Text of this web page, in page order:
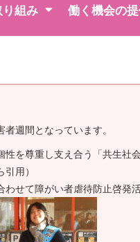
組み 働く機会の
週間となっています。
性を尊重し支え合う「共生社
用）
せて障がい者虐待防止啓発